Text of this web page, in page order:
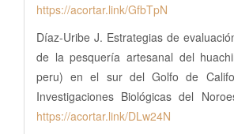
https://acortar.link/GfbTpN
Díaz-Uribe J. Estrategias de
de la pesquería artesanal del
peru) en el sur del Golfo de
Investigaciones Biológicas del
https://acortar.link/DLw24N